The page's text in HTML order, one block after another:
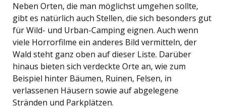
Neben Orten, die man möglichst umgehen sollte,
gibt es natürlich auch Stellen, die sich besonders gut
für Wild- und Urban-Camping eignen. Auch wenn
viele Horrorfilme ein anderes Bild vermitteln, der
Wald steht ganz oben auf dieser Liste. Darüber
hinaus bieten sich verdeckte Orte an, wie zum
Beispiel hinter Bäumen, Ruinen, Felsen, in
verlassenen Häusern sowie auf abgelegene
Stränden und Parkplätzen.